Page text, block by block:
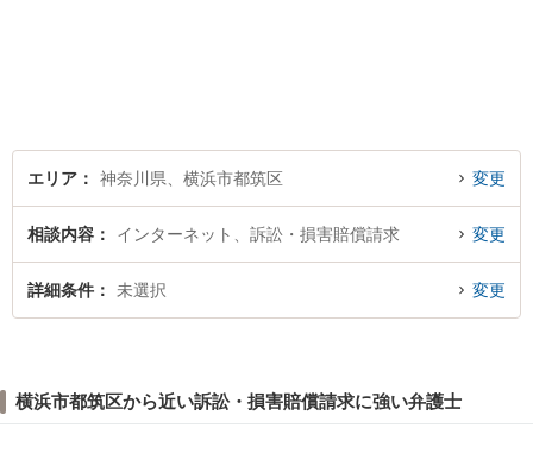
気軽にご相談頂ければと思い
ます。
エリア 神奈川県、横浜市都筑区 変更
相談内容 インターネット、訴訟・損害賠償請求 変更
詳細条件 未選択 変更
横浜市都筑区から近い訴訟・損害賠償請求に強い弁護士